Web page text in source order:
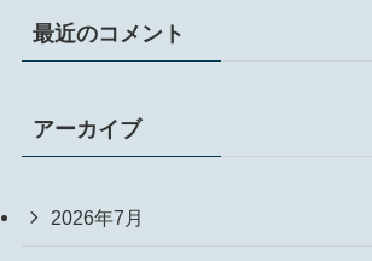
最近のコメント
アーカイブ
2026年7月